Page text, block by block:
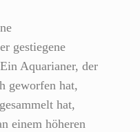
gestiegene
Aquarianer, der
geworfen hat,
hat,
einem höheren